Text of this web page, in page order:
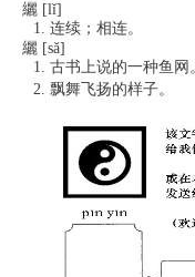
纚 [lǐ]
连续；相连。
纚 [sǎ]
古书上说的一种鱼网
飘舞飞扬的样子。